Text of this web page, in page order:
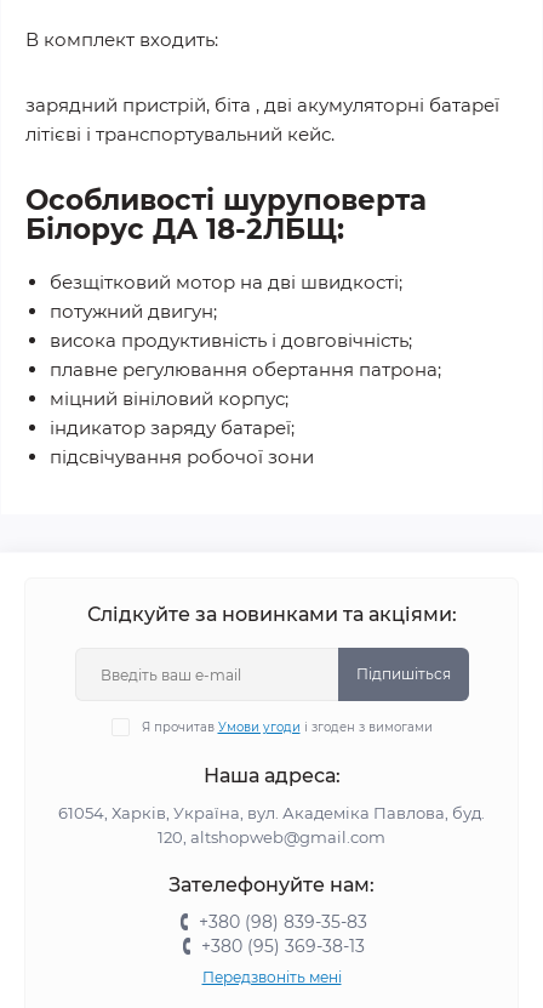
В комплект входить:
зарядний пристрій, біта , дві акумуляторні батареї
літієві і транспортувальний кейс.
Особливості шуруповерта
Білорус ДА 18-2ЛБЩ:
безщітковий мотор на дві швидкості;
потужний двигун;
висока продуктивність і довговічність;
плавне регулювання обертання патрона;
міцний вініловий корпус;
індикатор заряду батареї;
підсвічування робочої зони
Слідкуйте за новинками та акціями:
Підпишіться
Я прочитав Умови угоди і згоден з вимогами
Наша адреса:
61054, Харків, Україна, вул. Академіка Павлова, буд.
120, altshopweb@gmail.com
Зателефонуйте нам:
+380 (98) 839-35-83
+380 (95) 369-38-13
Передзвоніть мені